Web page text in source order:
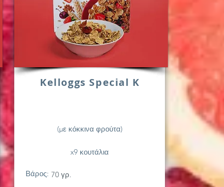
Kelloggs Special K
(με κόκκινα φρούτα)
x9 κουτάλια
Βάρος: 70 γρ.